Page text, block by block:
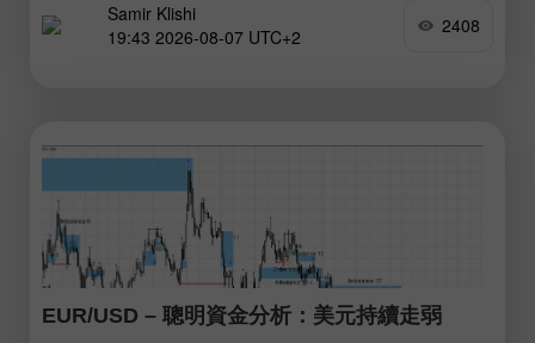
Samir Klishi
19:43 2026-08-07 UTC+2
2408
EUR/USD – 聰明資金分析：美元持續走弱